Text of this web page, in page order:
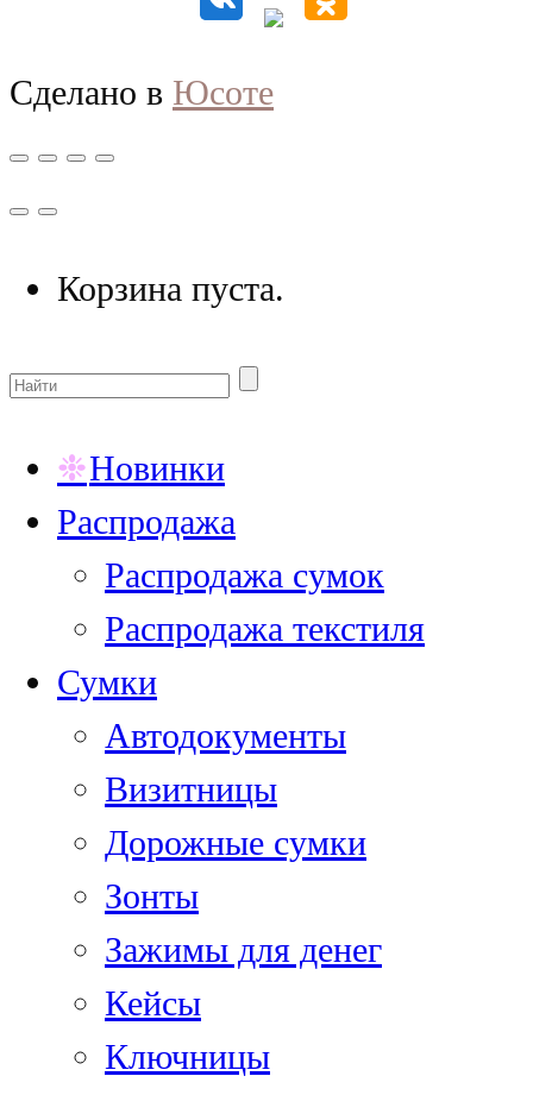
Сделано в Юсоте
Корзина пуста.
Новинки
Распродажа
Распродажа сумок
Распродажа текстиля
Сумки
Автодокументы
Визитницы
Дорожные сумки
Зонты
Зажимы для денег
Кейсы
Ключницы